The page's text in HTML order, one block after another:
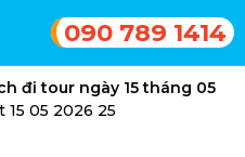
090 789 1414
đi tour ngày 15 tháng 05
15 05 2026 25